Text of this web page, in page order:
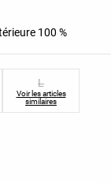
100 %
L
Voir les articles
similaires